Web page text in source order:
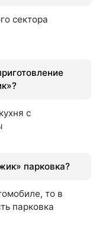
сектора
с
парковка?
то в
парковка